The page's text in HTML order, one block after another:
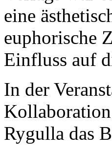
eine
euphorische
Einfluss auf
In der
Rygulla das